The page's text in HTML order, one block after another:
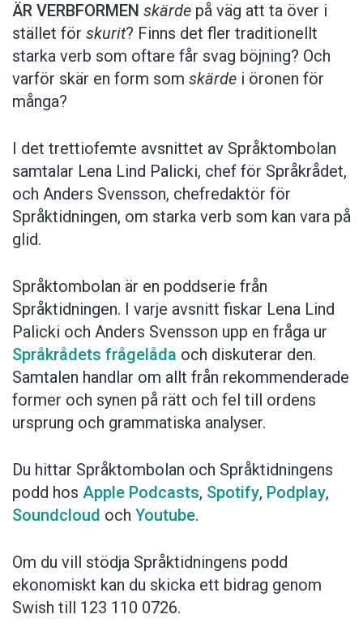
ÄR VERBFORMEN skärde på väg att ta över i
stället för skurit? Finns det fler traditionellt
starka verb som oftare får svag böjning? Och
varför skär en form som skärde i öronen för
många?
I det trettiofemte avsnittet av Språktombolan
samtalar Lena Lind Palicki, chef för Språkrådet,
och Anders Svensson, chefredaktör för
Språktidningen, om starka verb som kan vara på
glid.
Språktombolan är en poddserie från
Språktidningen. I varje avsnitt fiskar Lena Lind
Palicki och Anders Svensson upp en fråga ur
Språkrådets frågelåda och diskuterar den.
Samtalen handlar om allt från rekommenderade
former och synen på rätt och fel till ordens
ursprung och grammatiska analyser.
Du hittar Språktombolan och Språktidningens
podd hos Apple Podcasts, Spotify, Podplay,
Soundcloud och Youtube.
Om du vill stödja Språktidningens podd
ekonomiskt kan du skicka ett bidrag genom
Swish till 123 110 0726.